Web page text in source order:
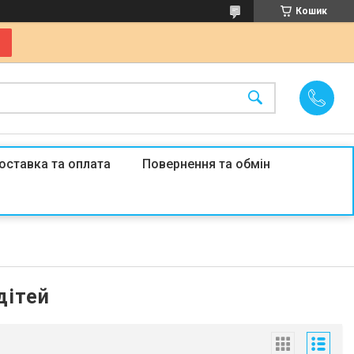
Кошик
та оплата Повернення та обмін